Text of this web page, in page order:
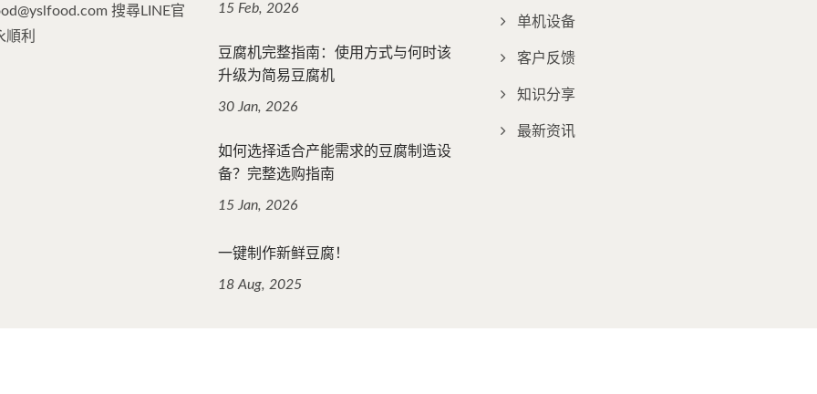
搜尋LINE官
順利
15 Feb, 2026
豆腐机完整指南：使用方式与何时该
升级为简易豆腐机
30 Jan, 2026
如何选择适合产能需求的豆腐制造设
备？完整选购指南
15 Jan, 2026
一键制作新鲜豆腐！
18 Aug, 2025
单机设备
客户反馈
知识分享
最新资讯